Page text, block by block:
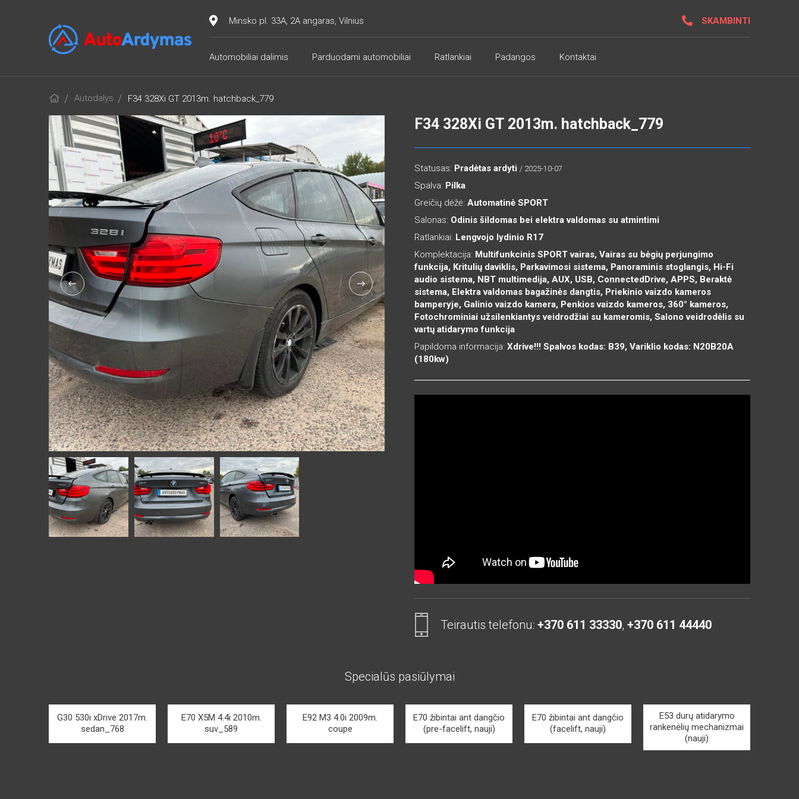
Minsko pl. 33A, 2A angaras, Vilnius SKAMBINTI
Automobiliai dalimis Parduodami automobiliai Ratlankiai Padangos Kontaktai
Autodalys F34 328Xi GT 2013m. hatchback_779
F34 328Xi GT 2013m. hatchback_779
Statusas: Pradėtas ardyti / 2025-10-07
Spalva: Pilka
Greičių dėžė: Automatinė SPORT
Salonas: Odinis šildomas bei elektra valdomas su atmintimi
Ratlankiai: Lengvojo lydinio R17
Komplektacija: Multifunkcinis SPORT vairas, Vairas su bėgių perjungimo
funkcija, Kritulių daviklis, Parkavimosi sistema, Panoraminis stoglangis, Hi-Fi
audio sistema, NBT multimedija, AUX, USB, ConnectedDrive, APPS, Beraktė
sistema, Elektra valdomas bagažinės dangtis, Priekinio vaizdo kameros
bamperyje, Galinio vaizdo kamera, Penkios vaizdo kameros, 360° kameros,
Fotochrominiai užsilenkiantys veidrodžiai su kameromis, Salono veidrodėlis su
vartų atidarymo funkcija
Papildoma informacija: Xdrive!!! Spalvos kodas: B39, Variklio kodas: N20B20A
(180kw)
Teirautis telefonu: +370 611 33330, +370 611 44440
Specialūs pasiūlymai
G30 530i xDrive 2017m.
sedan_768
E70 X5M 4.4i 2010m.
suv_589
E92 M3 4.0i 2009m.
coupe
E70 žibintai ant dangčio
(pre-facelift, nauji)
E70 žibintai ant dangčio
(facelift, nauji)
E53 durų atidarymo
rankenėlių mechanizmai
(nauji)